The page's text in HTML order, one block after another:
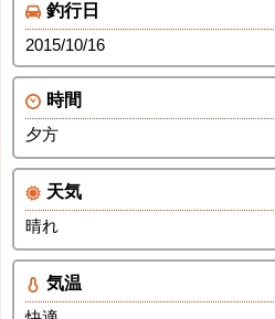
釣行日
2015/10/16
時間
夕方
天気
晴れ
気温